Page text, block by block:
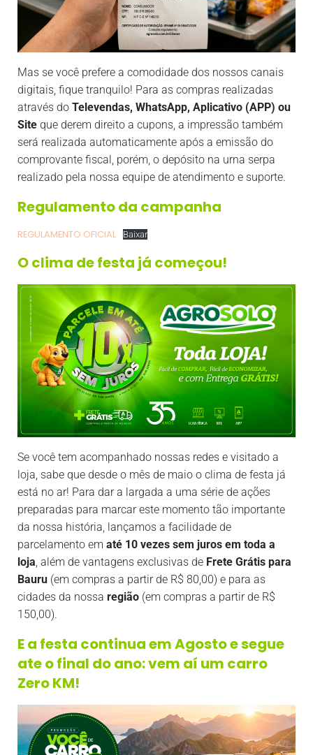
Mas se você prefere a comodidade dos nossos canais
digitais, fique tranquilo! Para as compras realizadas
através do Televendas, WhatsApp, Aplicativo (APP) ou
Site que derem direito a cupons, a impressão também
será realizada automaticamente após a emissão do
comprovante fiscal, porém, o depósito na urna serpa
realizado pela nossa equipe de atendimento e suporte.
Regulamento da campanha
REGULAMENTO OFICIAL Baixar
O clima de festa já começou!
Se você tem acompanhado nossas redes e visitado a
loja, sabe que desde o mês de maio o clima de festa já
está no ar! Para dar a largada a uma série de ações
preparadas para marcar este momento tão importante
da nossa história, lançamos a facilidade de
parcelamento em até 10 vezes sem juros em toda a
loja, além de vantagens exclusivas de Frete Grátis para
Bauru (em compras a partir de R$ 80,00) e para as
cidades da nossa região (em compras a partir de R$
150,00).
E a festa continua em Agosto e segue
ate o final do ano: vem aí um carro
Zero KM!